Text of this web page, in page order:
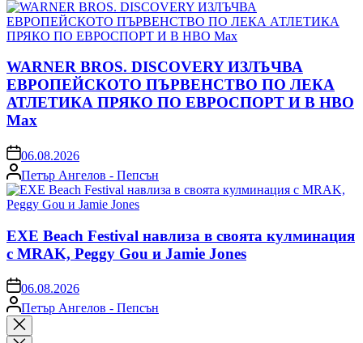
WARNER BROS. DISCOVERY ИЗЛЪЧВА
ЕВРОПЕЙСКОТО ПЪРВЕНСТВО ПО ЛЕКА
АТЛЕТИКА ПРЯКО ПО ЕВРОСПОРТ И В НВО
Мах
on06.08.2026
Posted
by
Петър Ангелов - Пепсън
EXE Beach Festival навлиза в своята кулминация
с MRAK, Peggy Gou и Jamie Jones
on06.08.2026
Posted
by
Петър Ангелов - Пепсън
Close
search